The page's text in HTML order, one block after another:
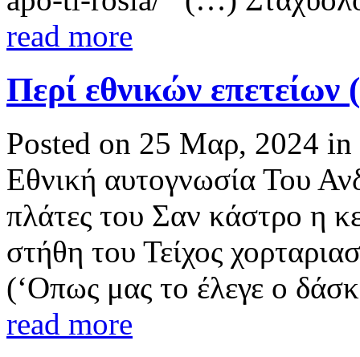
read more
Περί εθνικών επετείων
Posted on 25 Μαρ, 2024 in
Εθνική αυτογνωσία Του
πλάτες του Σαν κάστρο η
στήθη του Τείχος
(‘Οπως μας το έλεγε ο
read more